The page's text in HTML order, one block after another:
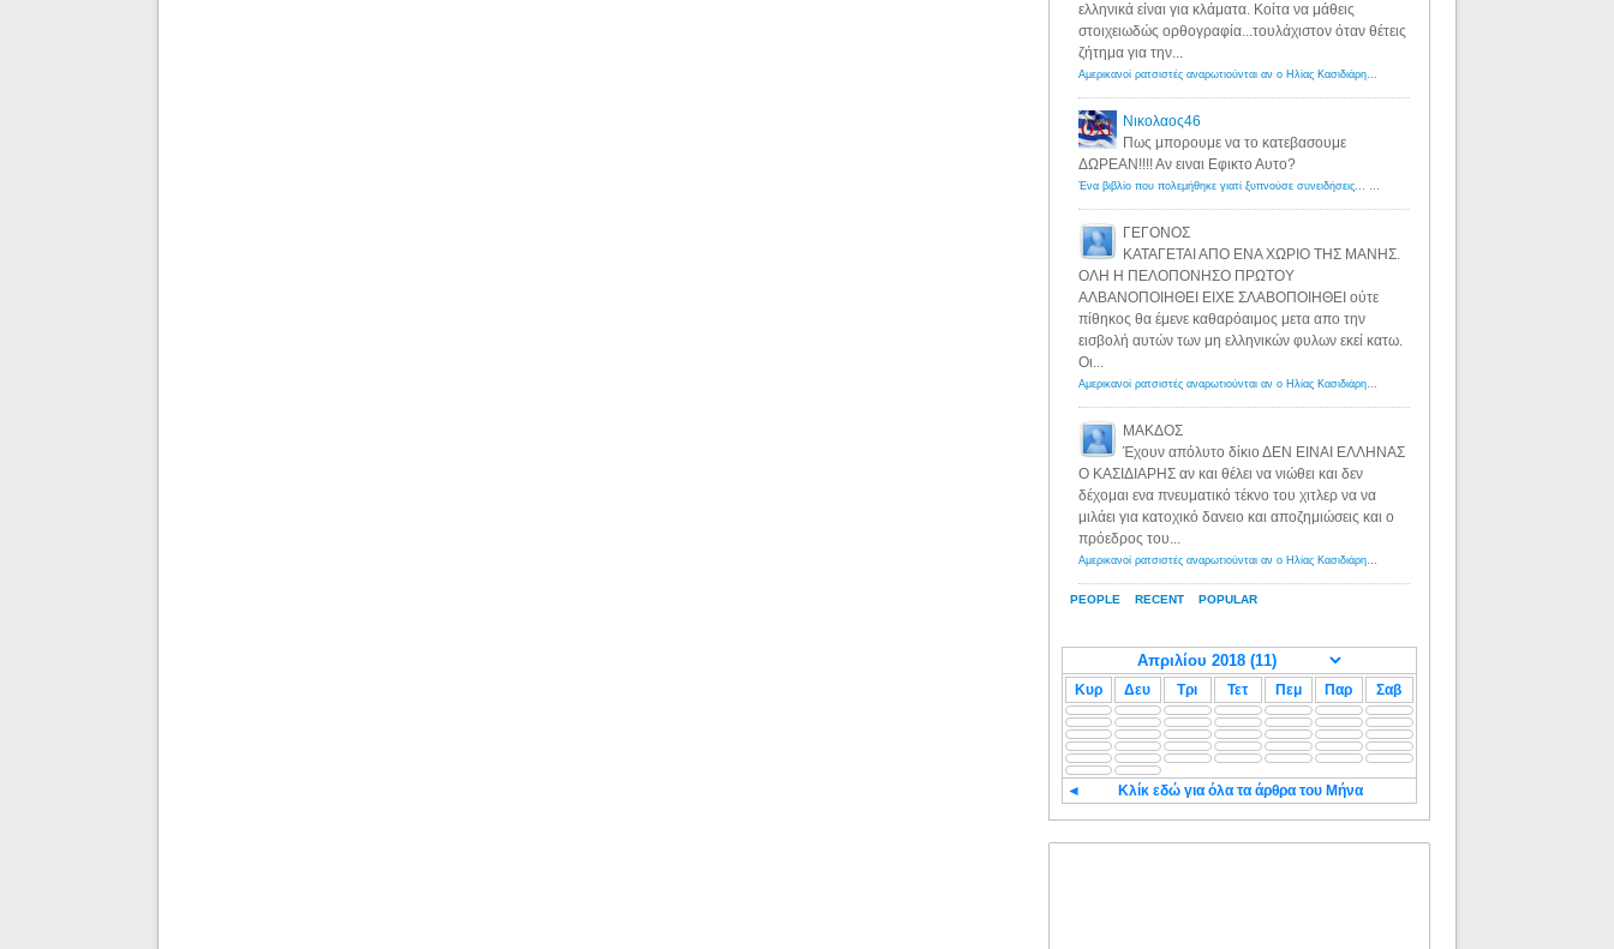
PEOPLE RECENT POPULAR
ελληνικά είναι για κλάματα. Κοίτα να μάθεις
στοιχειωδώς ορθογραφία...τουλάχιστον όταν θέτεις
ζήτημα για την...
Αμερικανοί ρατσιστές αναρωτιούνται αν ο Ηλίας Κασιδιάρης ανήκει στη λευκή φυλή... - Λόγιος Ερμής
Νικολαος46
Πως μπορουμε να το κατεβασουμε
ΔΩΡΕΑΝ!!!! Αν ειναι Εφικτο Αυτο?
Ένα βιβλίο που πολεμήθηκε γιατί ξυπνούσε συνειδήσεις... - Λόγιος Ερμής | Η γνώση ξεκινάει με την αναζήτηση...
ΓΕΓΟΝΟΣ
ΚΑΤΑΓΕΤΑΙ ΑΠΟ ΕΝΑ ΧΩΡΙΟ ΤΗΣ ΜΑΝΗΣ.
ΟΛΗ Η ΠΕΛΟΠΟΝΗΣΟ ΠΡΩΤΟΥ
ΑΛΒΑΝΟΠΟΙΗΘΕΙ ΕΙΧΕ ΣΛΑΒΟΠΟΙΗΘΕΙ ούτε
πίθηκος θα έμενε καθαρόαιμος μετα απο την
εισβολή αυτών των μη ελληνικών φυλων εκεί κατω.
Οι...
Αμερικανοί ρατσιστές αναρωτιούνται αν ο Ηλίας Κασιδιάρης ανήκει στη λευκή φυλή... - Λόγιος Ερμής
ΜΑΚΔΟΣ
Έχουν απόλυτο δίκιο ΔΕΝ ΕΙΝΑΙ ΕΛΛΗΝΑΣ
Ο ΚΑΣΙΔΙΑΡΗΣ αν και θέλει να νιώθει και δεν
δέχομαι ενα πνευματικό τέκνο του χιτλερ να να
μιλάει για κατοχικό δανειο και αποζημιώσεις και ο
πρόεδρος του...
Αμερικανοί ρατσιστές αναρωτιούνται αν ο Ηλίας Κασιδιάρης ανήκει στη λευκή φυλή... - Λόγιος Ερμής
Κυρ Δευ Τρι Τετ Πεμ Παρ Σαβ
◄ Κλίκ εδώ για όλα τα άρθρα του Μήνα